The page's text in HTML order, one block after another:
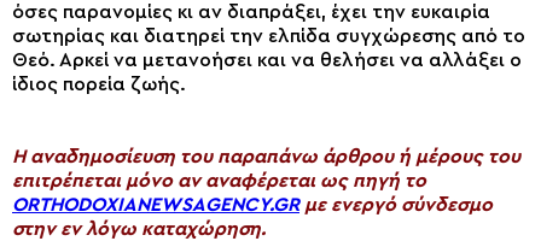
όσες παρανομίες κι αν διαπράξει, έχει την ευκαιρία
σωτηρίας και διατηρεί την ελπίδα συγχώρεσης από το
Θεό. Αρκεί να μετανοήσει και να θελήσει να αλλάξει ο
ίδιος πορεία ζωής.
H αναδημοσίευση του παραπάνω άρθρου ή μέρους του
επιτρέπεται μόνο αν αναφέρεται ως πηγή το
ORTHODOXIANEWSAGENCY.GRμε ενεργό σύνδεσμο
στην εν λόγω καταχώρηση.